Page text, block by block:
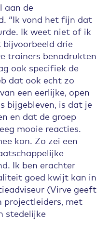
aan de
“Ik vond het fijn dat
Ik weet niet of ik
bijvoorbeeld drie
trainers benadrukten
ook specifiek de
dat ook echt zo
een eerlijke, open
bijgebleven, is dat je
en dat de groep
mooie reacties.
kon. Zo zei een
Ik ben erachter
goed kwijt kan in
(Virve geeft
projectleiders, met
stedelijke